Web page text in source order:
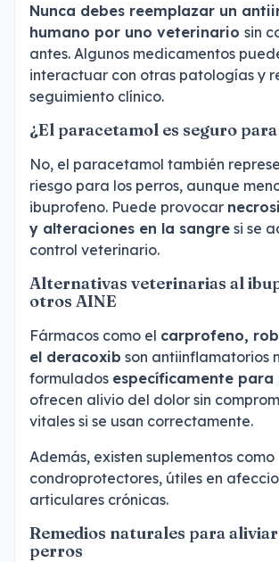
Nunca debes reemplazar un
humano por uno veterinario sin
antes. Algunos medicamentos
interactuar con otras patologías y
seguimiento clínico.
¿El paracetamol es seguro
No, el paracetamol también
riesgo para los perros, aunque
ibuprofeno. Puede provocar
y alteraciones en la sangre si se
control veterinario.
Alternativas veterinarias al
otros AINE
Fármacos como el carprofeno,
el deracoxib son antiinflamatorios
formulados específicamente para
ofrecen alivio del dolor sin
vitales si se usan correctamente.
Además, existen suplementos como
condroprotectores, útiles en
articulares crónicas.
Remedios naturales para
perros